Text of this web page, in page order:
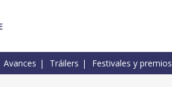
Avances Tráilers Festivales y premios